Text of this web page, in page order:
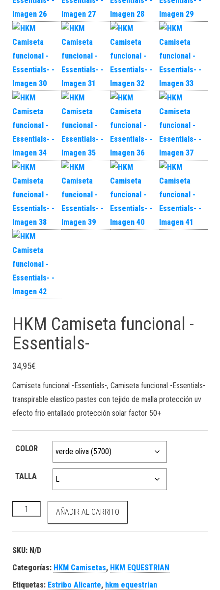
HKM Camiseta funcional -
Essentials-
34,95€
Camiseta funcional -Essentials-, Camiseta funcional -Essentials-
transpirable elastico pastes con tejido de malla protección uv
efecto frio entallado protección solar factor 50+
COLOR
TALLA
HKM Camiseta funcional -Essentials- cantidad
AÑADIR AL CARRITO
SKU: N/D
Categorías: HKM Camisetas, HKM EQUESTRIAN
Etiquetas: Estribo Alicante, hkm equestrian